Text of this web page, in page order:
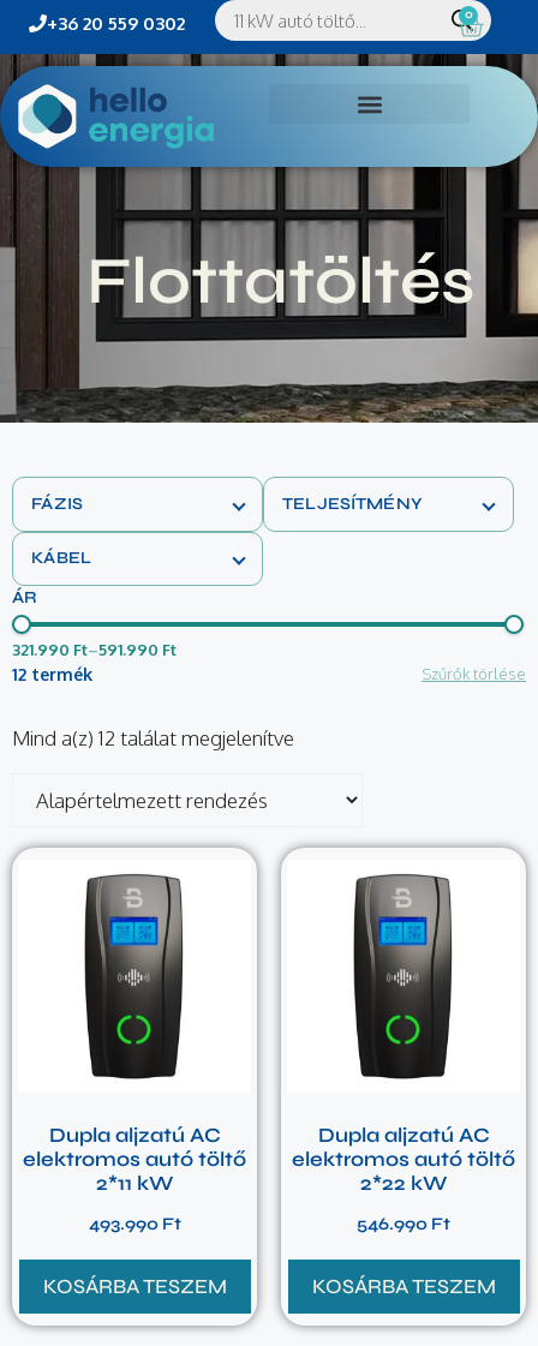
+36 20 559 0302 0
Flottatöltés
FÁZIS TELJESÍTMÉNY
KÁBEL
ÁR
321.990 Ft–591.990 Ft
12 termék Szűrők törlése
Mind a(z) 12 találat megjelenítve
Dupla aljzatú AC
elektromos autó töltő
2*11 kW
493.990 Ft
KOSÁRBA TESZEM
Dupla aljzatú AC
elektromos autó töltő
2*22 kW
546.990 Ft
KOSÁRBA TESZEM